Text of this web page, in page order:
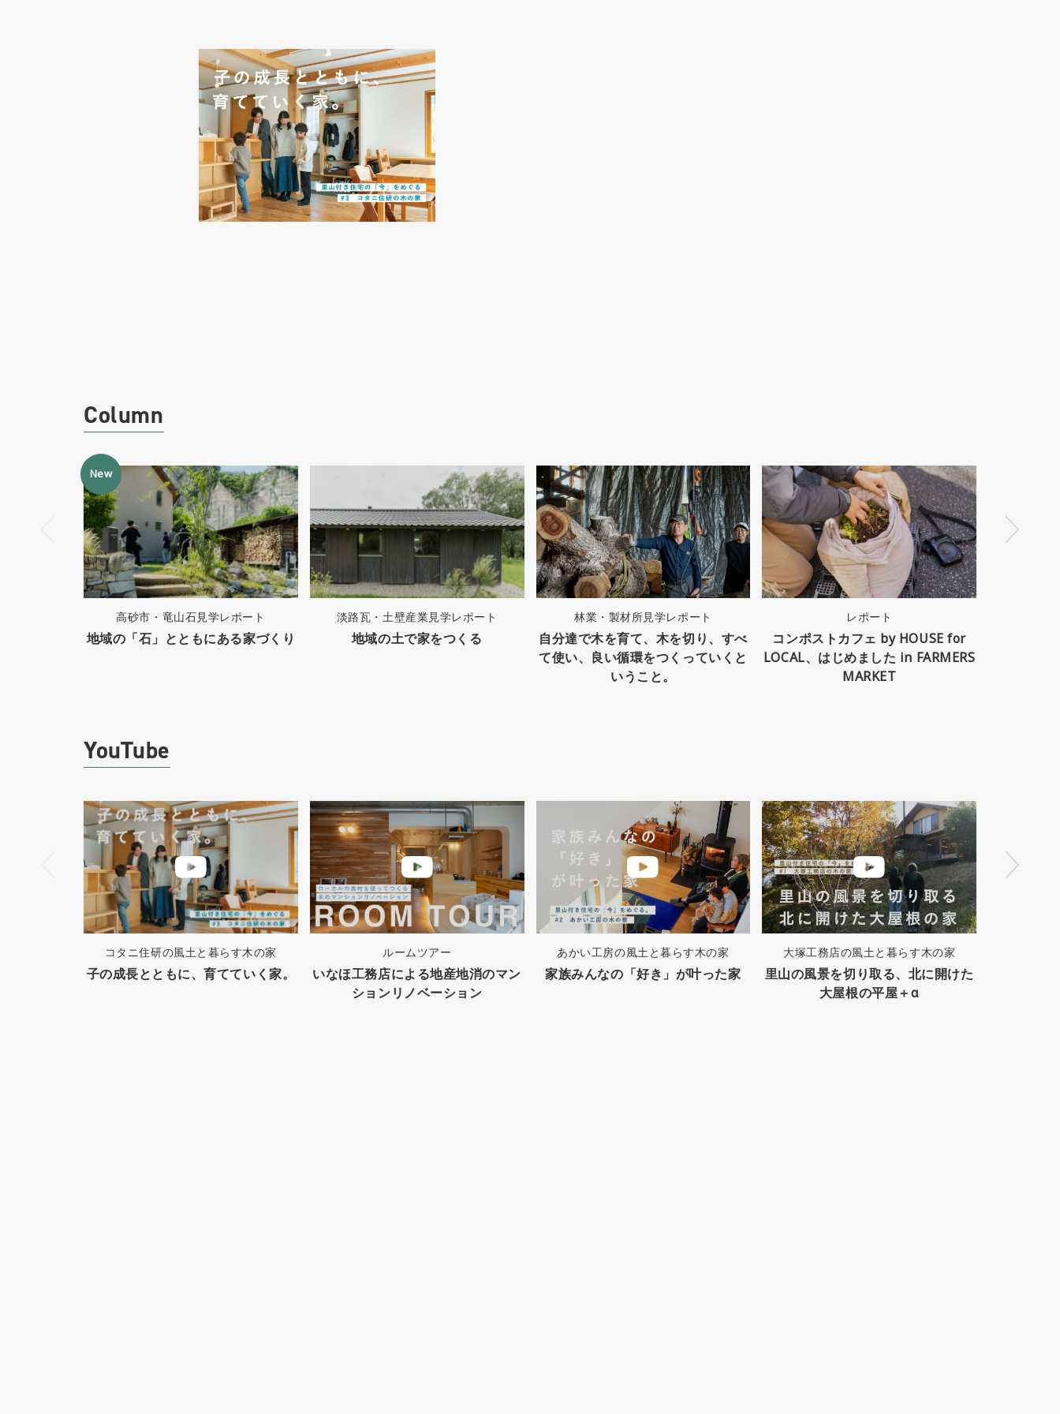
Column
New
高砂市・竜山石見学レポート
地域の「石」とともにある家づくり
淡路瓦・土壁産業見学レポート
地域の土で家をつくる
林業・製材所見学レポート
自分達で木を育て、木を切り、すべ
て使い、良い循環をつくっていくと
いうこと。
レポート
コンポストカフェ by HOUSE for
LOCAL、はじめました in FARMERS
MARKET
YouTube
コタニ住研の風土と暮らす木の家
子の成長とともに、育てていく家。
ルームツアー
いなほ工務店による地産地消のマン
ションリノベーション
あかい工房の風土と暮らす木の家
家族みんなの「好き」が叶った家
大塚工務店の風土と暮らす木の家
里山の風景を切り取る、北に開けた
大屋根の平屋＋α